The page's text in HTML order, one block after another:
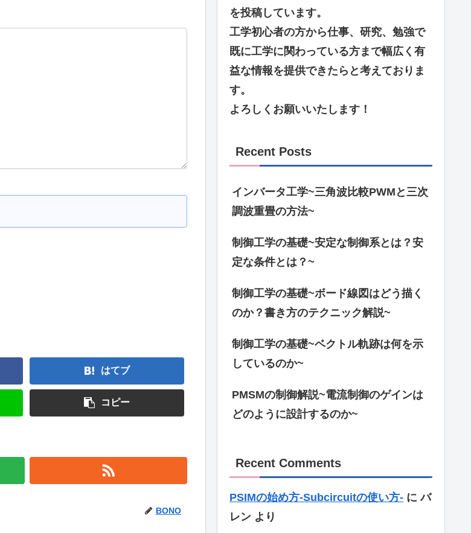
はてブ
コピー
BONO
を投稿しています。
工学初心者の方から仕事、研究、勉強で
既に工学に関わっている方まで幅広く有
益な情報を提供できたらと考えておりま
す。
よろしくお願いいたします！
Recent Posts
インバータ工学~三角波比較PWMと三次
調波重畳の方法~
制御工学の基礎~安定な制御系とは？安
定な条件とは？~
制御工学の基礎~ボード線図はどう描く
のか？書き方のテクニック解説~
制御工学の基礎~ベクトル軌跡は何を示
しているのか~
PMSMの制御解説~電流制御のゲインは
どのように設計するのか~
Recent Comments
PSIMの始め方-Subcircuitの使い方- にバ
レン より